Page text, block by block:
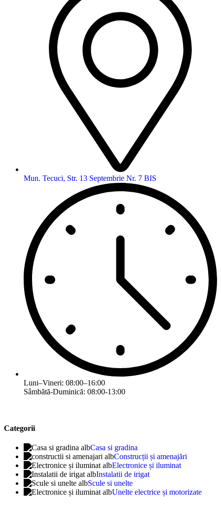
Mun. Tecuci, Str. 13 Septembrie Nr. 7 BIS
Luni–Vineri: 08:00–16:00
Sâmbătă-Duminică: 08:00-13:00
Categorii
Casa si gradina
Construcții și amenajări
Electronice și iluminat
Instalatii de irigat
Scule si unelte
Unelte electrice și motorizate